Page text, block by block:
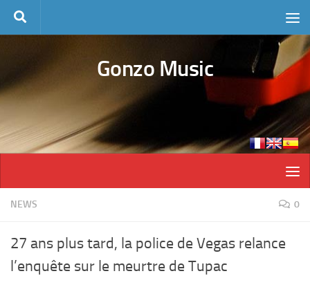
Skip to content
Gonzo Music
NEWS 0
27 ans plus tard, la police de Vegas relance
l’enquête sur le meurtre de Tupac